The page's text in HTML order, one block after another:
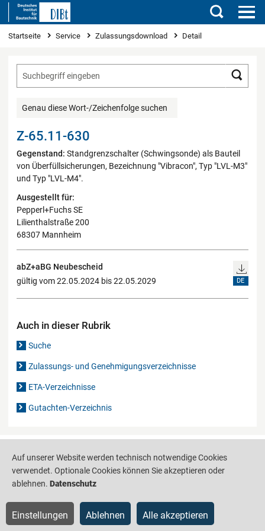
Suchen
Sie sind hier
Startseite Service Zulassungsdownload Detail
Genau diese Wort-/Zeichenfolge suchen
Z-65.11-630
Gegenstand: Standgrenzschalter (Schwingsonde) als Bauteil
von Überfüllsicherungen, Bezeichnung "Vibracon", Typ "LVL-M3"
und Typ "LVL-M4".
Ausgestellt für:
Pepperl+Fuchs SE
Lilienthalstraße 200
68307 Mannheim
abZ+aBG Neubescheid
gültig vom 22.05.2024 bis 22.05.2029
DE
Auch in dieser Rubrik
Suche
Zulassungs- und Genehmigungsverzeichnisse
ETA-Verzeichnisse
Gutachten-Verzeichnis
Barrierefreiheit Datenschutz Impressum Sitemap
Auf unserer Website werden technisch notwendige Cookies
verwendet. Optionale Cookies können Sie akzeptieren oder
ablehnen. Datenschutz
Einstellungen Ablehnen Alle akzeptieren